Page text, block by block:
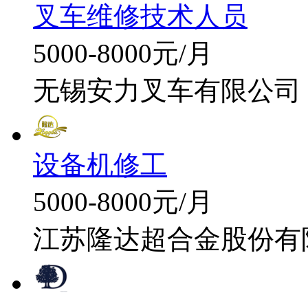
叉车维修技术人员
5000-8000元/月
无锡安力叉车有限公司
设备机修工
5000-8000元/月
江苏隆达超合金股份